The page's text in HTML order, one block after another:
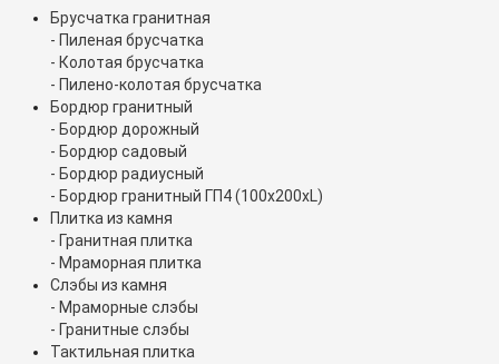
Брусчатка гранитная
- Пиленая брусчатка
- Колотая брусчатка
- Пилено-колотая брусчатка
Бордюр гранитный
- Бордюр дорожный
- Бордюр садовый
- Бордюр радиусный
- Бордюр гранитный ГП4 (100х200хL)
Плитка из камня
- Гранитная плитка
- Мраморная плитка
Слэбы из камня
- Мраморные слэбы
- Гранитные слэбы
Тактильная плитка